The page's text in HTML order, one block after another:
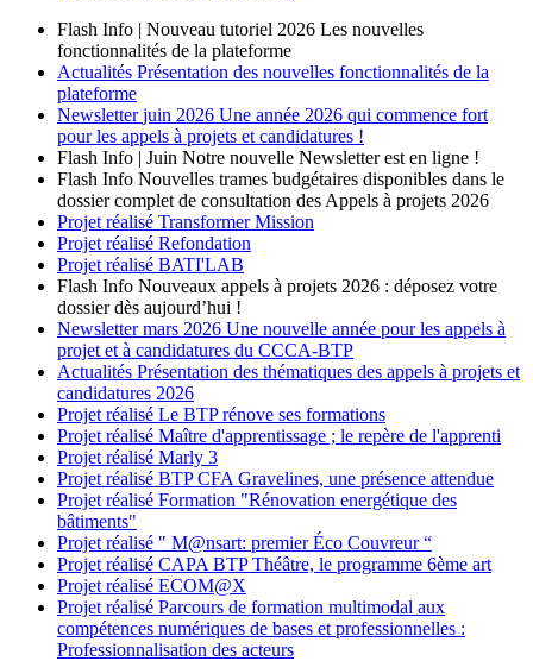
Flash Info | Nouveau tutoriel 2026 Les nouvelles
fonctionnalités de la plateforme
Actualités Présentation des nouvelles fonctionnalités de la
plateforme
Newsletter juin 2026 Une année 2026 qui commence fort
pour les appels à projets et candidatures !
Flash Info | Juin Notre nouvelle Newsletter est en ligne !
Flash Info Nouvelles trames budgétaires disponibles dans le
dossier complet de consultation des Appels à projets 2026
Projet réalisé Transformer Mission
Projet réalisé Refondation
Projet réalisé BATI'LAB
Flash Info Nouveaux appels à projets 2026 : déposez votre
dossier dès aujourd’hui !
Newsletter mars 2026 Une nouvelle année pour les appels à
projet et à candidatures du CCCA-BTP
Actualités Présentation des thématiques des appels à projets et
candidatures 2026
Projet réalisé Le BTP rénove ses formations
Projet réalisé Maître d'apprentissage ; le repère de l'apprenti
Projet réalisé Marly 3
Projet réalisé BTP CFA Gravelines, une présence attendue
Projet réalisé Formation "Rénovation energétique des
bâtiments"
Projet réalisé " M@nsart: premier Éco Couvreur “
Projet réalisé CAPA BTP Théâtre, le programme 6ème art
Projet réalisé ECOM@X
Projet réalisé Parcours de formation multimodal aux
compétences numériques de bases et professionnelles :
Professionnalisation des acteurs